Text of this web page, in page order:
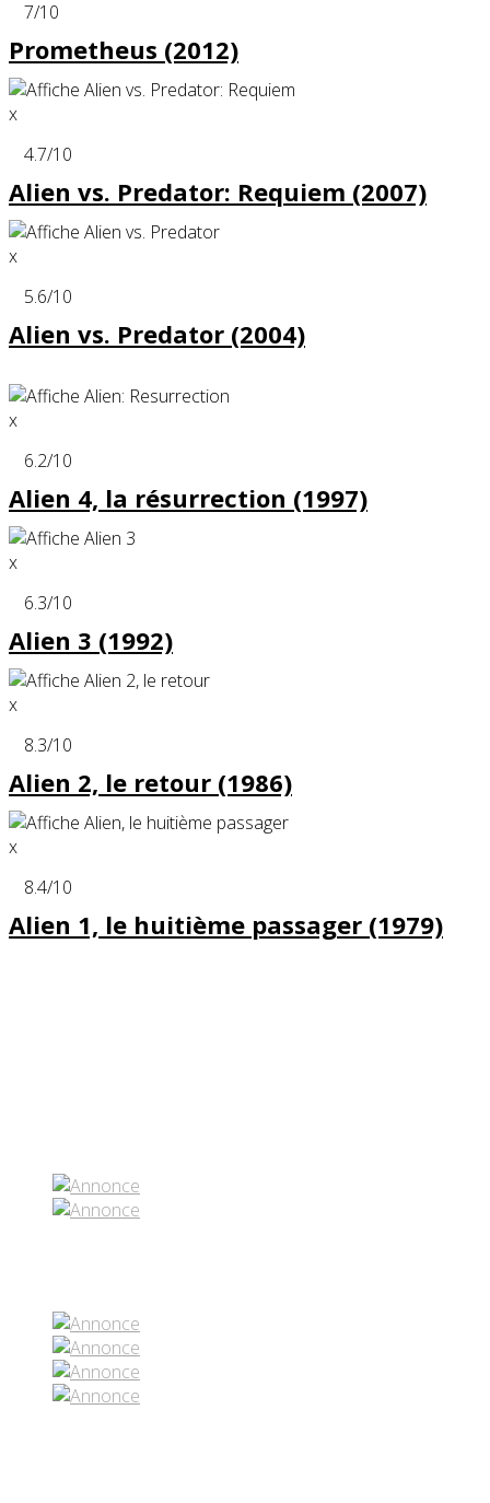
7/10
Prometheus (2012)
x
4.7/10
Alien vs. Predator: Requiem (2007)
x
5.6/10
Alien vs. Predator (2004)
x
6.2/10
Alien 4, la résurrection (1997)
x
6.3/10
Alien 3 (1992)
x
8.3/10
Alien 2, le retour (1986)
x
8.4/10
Alien 1, le huitième passager (1979)